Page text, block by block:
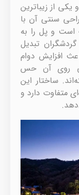
طول دارد و یکی از زیباترین
سنتی آن با
است و پل را به
تبدیل
افزایش دوام
روی آن حس
ساختار این
متفاوت دارد و